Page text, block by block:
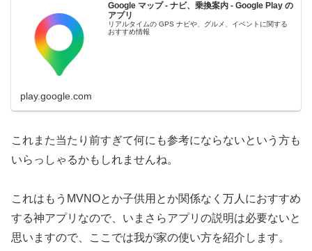
Google マップ - ナビ、乗換案内 - Google Play の
アプリ
リアルタイムの GPS ナビや、グルメ、イベントに関する
おすすめ情報
play.google.com
これまた当たり前すぎて何にも参考にならないという方も
いらっしゃるかもしれませんね。
これはもうMVNOとか子供用とか関係なく万人におすすめ
する神アプリなので、いまさらアプリの説明は必要ないと
思いますので、ここでは我が家の使い方を紹介します。